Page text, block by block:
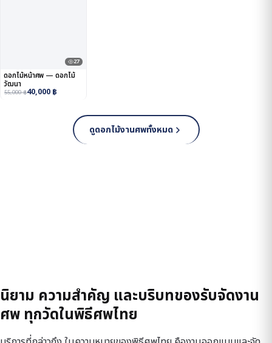
27
ดอกไม้หน้าศพ — ดอกไม้
วัฒนา
55,000฿40,000 ฿
ดูดอกไม้งานศพทั้งหมด
นิยาม ความสำคัญ และบริบทของรับจัดงาน
ศพ ทุกวัดในพิธีศพไทย